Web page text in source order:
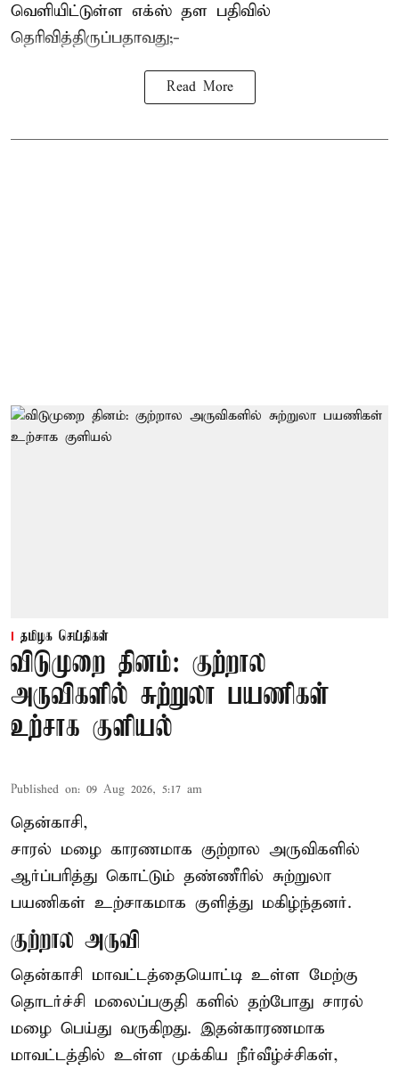
வெளியிட்டுள்ள எக்ஸ் தள பதிவில்
தெரிவித்திருப்பதாவது;-
Read More
தமிழக செய்திகள்
விடுமுறை தினம்: குற்றால
அருவிகளில் சுற்றுலா பயணிகள்
உற்சாக குளியல்
Published on: 09 Aug 2026, 5:17 am
தென்காசி,
சாரல் மழை காரணமாக குற்றால அருவிகளில்
ஆர்ப்பரித்து கொட்டும் தண்ணீரில் சுற்றுலா
பயணிகள் உற்சாகமாக குளித்து மகிழ்ந்தனர்.
குற்றால அருவி
தென்காசி மாவட்டத்தையொட்டி உள்ள மேற்கு
தொடர்ச்சி மலைப்பகுதி களில் தற்போது சாரல்
மழை பெய்து வருகிறது. இதன்காரணமாக
மாவட்டத்தில் உள்ள முக்கிய நீர்வீழ்ச்சிகள்,